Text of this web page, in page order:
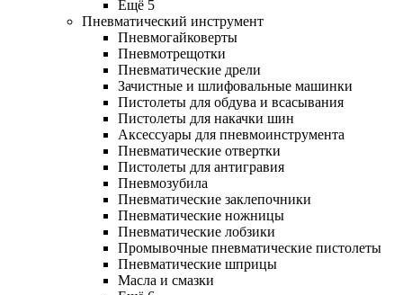
Ещё 5
Пневматический инструмент
Пневмогайковерты
Пневмотрещотки
Пневматические дрели
Зачистные и шлифовальные машинки
Пистолеты для обдува и всасывания
Пистолеты для накачки шин
Аксессуары для пневмоинструмента
Пневматические отвертки
Пистолеты для антигравия
Пневмозубила
Пневматические заклепочники
Пневматические ножницы
Пневматические лобзики
Промывочные пневматические пистолеты
Пневматические шприцы
Масла и смазки